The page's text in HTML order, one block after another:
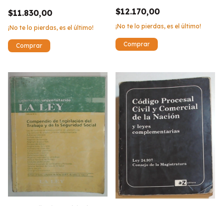
$11.830,00
¡No te lo pierdas, es el último!
$12.170,00
¡No te lo pierdas, es el último!